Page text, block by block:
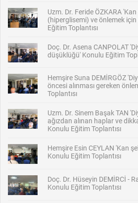
Uzm. Dr. Feride ÖZKARA
(hiperglisemi) ve önlemek için
Eğitim Toplantısı
Doç. Dr. Asena CANPOLAT
düşüklüğü' Konulu Eğitim
Hemşire Suna DEMİRGÖZ
öncesi alınması gereken
Toplantısı
Uzm. Dr. Sinem Başak TAN
ağızdan alınan haplar ve
Konulu Eğitim Toplantısı
Hemşire Esin CEYLAN 'Kan
Konulu Eğitim Toplantısı
Doç. Dr. Hüseyin DEMİRCİ -
Konulu Eğitim Toplantısı